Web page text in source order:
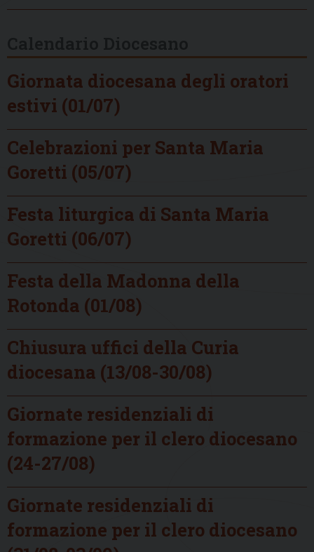
Giornata diocesana degli oratori
estivi (01/07)
Celebrazioni per Santa Maria
Goretti (05/07)
Festa liturgica di Santa Maria
Goretti (06/07)
Festa della Madonna della
Rotonda (01/08)
Chiusura uffici della Curia
diocesana (13/08-30/08)
Giornate residenziali di
formazione per il clero diocesano
(24-27/08)
Giornate residenziali di
formazione per il clero diocesano